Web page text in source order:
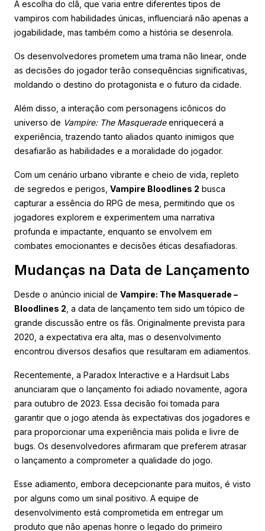
A escolha do clã, que varia entre diferentes tipos de
vampiros com habilidades únicas, influenciará não apenas a
jogabilidade, mas também como a história se desenrola.
Os desenvolvedores prometem uma trama não linear, onde
as decisões do jogador terão consequências significativas,
moldando o destino do protagonista e o futuro da cidade.
Além disso, a interação com personagens icônicos do
universo de Vampire: The Masqueradeenriquecerá a
experiência, trazendo tanto aliados quanto inimigos que
desafiarão as habilidades e a moralidade do jogador.
Com um cenário urbano vibrante e cheio de vida, repleto
de segredos e perigos, Vampire Bloodlines 2 busca
capturar a essência do RPG de mesa, permitindo que os
jogadores explorem e experimentem uma narrativa
profunda e impactante, enquanto se envolvem em
combates emocionantes e decisões éticas desafiadoras.
Mudanças na Data de Lançamento
Desde o anúncio inicial de Vampire: The Masquerade –
Bloodlines 2 , a data de lançamento tem sido um tópico de
grande discussão entre os fãs. Originalmente prevista para
2020, a expectativa era alta, mas o desenvolvimento
encontrou diversos desafios que resultaram em adiamentos.
Recentemente, a Paradox Interactive e a Hardsuit Labs
anunciaram que o lançamento foi adiado novamente, agora
para outubro de 2023. Essa decisão foi tomada para
garantir que o jogo atenda às expectativas dos jogadores e
para proporcionar uma experiência mais polida e livre de
bugs. Os desenvolvedores afirmaram que preferem atrasar
o lançamento a comprometer a qualidade do jogo.
Esse adiamento, embora decepcionante para muitos, é visto
por alguns como um sinal positivo. A equipe de
desenvolvimento está comprometida em entregar um
produto que não apenas honre o legado do primeiro